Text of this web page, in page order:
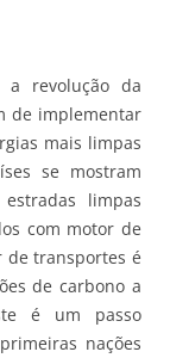
a revolução da
de implementar
mais limpas
se mostram
limpas
com motor de
de transportes é
de carbono a
é um passo
nações